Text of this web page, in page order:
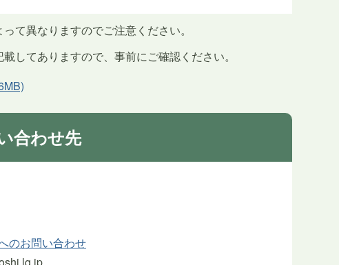
て異なりますのでご注意ください。
してありますので、事前にご確認ください。
合わせ先
のお問い合わせ